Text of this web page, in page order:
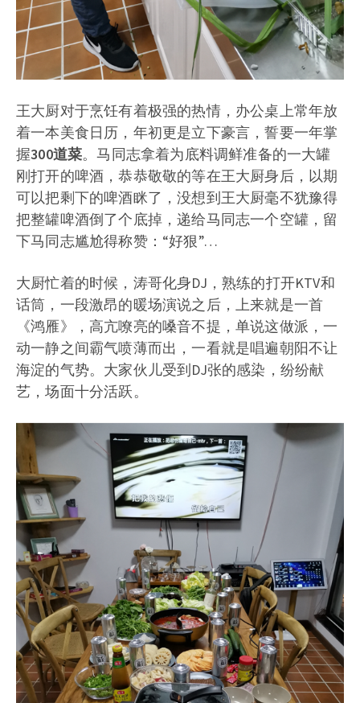
王大厨对于烹饪有着极强的热情，办公桌上常年放
着一本美食日历，年初更是立下豪言，誓要一年掌
握300道菜。马同志拿着为底料调鲜准备的一大罐
刚打开的啤酒，恭恭敬敬的等在王大厨身后，以期
可以把剩下的啤酒眯了，没想到王大厨毫不犹豫得
把整罐啤酒倒了个底掉，递给马同志一个空罐，留
下马同志尴尬得称赞：“好狠”…
大厨忙着的时候，涛哥化身DJ，熟练的打开KTV和
话筒，一段激昂的暖场演说之后，上来就是一首
《鸿雁》，高亢嘹亮的嗓音不提，单说这做派，一
动一静之间霸气喷薄而出，一看就是唱遍朝阳不让
海淀的气势。大家伙儿受到DJ张的感染，纷纷献
艺，场面十分活跃。